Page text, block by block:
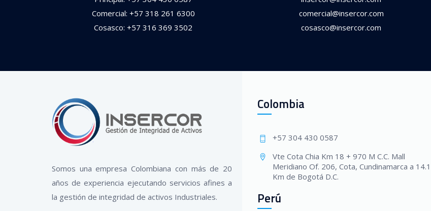
Comercial: +57 318 261 6300
Cosasco: +57 316 369 3502
comercial@insercor.com
cosasco@insercor.com
Somos una empresa Colombiana con más de 20
años de experiencia ejecutando servicios afines a
la gestión de integridad de activos Industriales.
Colombia
+57 304 430 0587
Vte Cota Chia Km 18 + 970 M C.C. Mall
Meridiano Of. 206, Cota, Cundinamarca a 14.1
Km de Bogotá D.C.
Perú